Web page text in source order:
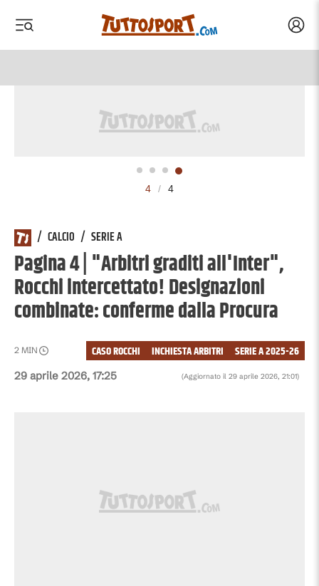
4 / 4
/ CALCIO / SERIE A
Pagina 4 | "Arbitri graditi all'Inter",
Rocchi intercettato! Designazioni
combinate: conferme dalla Procura
29 aprile 2026, 17:25 (Aggiornato il 29 aprile 2026, 21:01)
2 MIN SERIE A 2025-26
INCHIESTA ARBITRI
CASO ROCCHI